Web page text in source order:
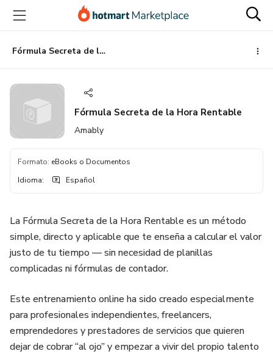
principal
página
de
página
Fórmula Secreta de la Hora Rentable
Fórmula Secreta de la Hora Rentable
Amably
Formato: eBooks o Documentos
Idioma: Español
La Fórmula Secreta de la Hora Rentable es un método
simple, directo y aplicable que te enseña a calcular el valor
justo de tu tiempo — sin necesidad de planillas
complicadas ni fórmulas de contador.
Este entrenamiento online ha sido creado especialmente
para profesionales independientes, freelancers,
emprendedores y prestadores de servicios que quieren
dejar de cobrar “al ojo” y empezar a vivir del propio talento